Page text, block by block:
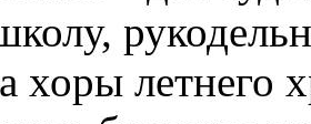
хоры летнего